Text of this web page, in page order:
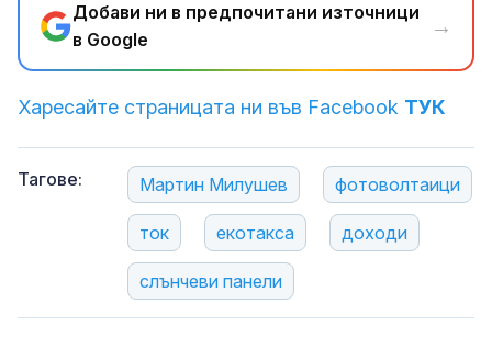
Добави ни в предпочитани източници
в Google
→
Харесайте страницата ни във Facebook ТУК
Тагове: Мартин Милушев фотоволтаици
ток екотакса доходи
слънчеви панели